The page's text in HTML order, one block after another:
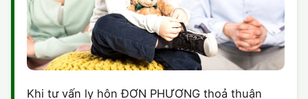
Khi tư vấn ly hôn ĐƠN PHƯƠNG thoả thuận